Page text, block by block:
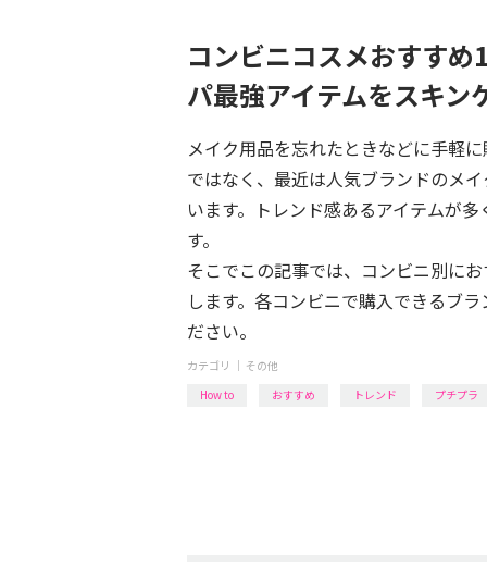
コンビニコスメおすす
パ最強アイテムをスキン
メイク用品を忘れたときなどに手軽
ではなく、最近は人気ブランドのメ
います。トレンド感あるアイテムが
す。
そこでこの記事では、コンビニ別に
します。各コンビニで購入できるブ
ださい。
カテゴリ ｜ その他
How to
おすすめ トレンド プチプラ